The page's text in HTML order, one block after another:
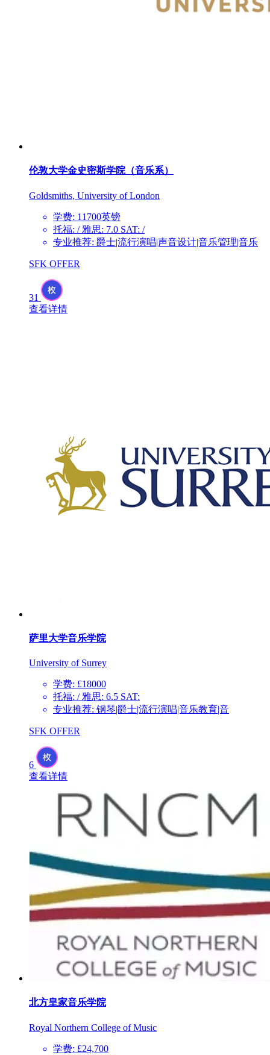
伦敦大学金史密斯学院（音乐系）
Goldsmiths, University of London
学费: 11700英镑
托福: / 雅思: 7.0 SAT: /
专业推荐: 爵士|流行演唱|声音设计|音乐管理|音乐
SFK OFFER
31
查看详情
萨里大学音乐学院
University of Surrey
学费: £18000
托福: / 雅思: 6.5 SAT:
专业推荐: 钢琴|爵士|流行演唱|音乐教育|音
SFK OFFER
6
查看详情
北方皇家音乐学院
Royal Northern College of Music
学费: £24,700